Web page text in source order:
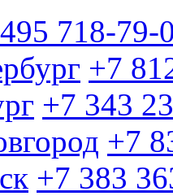
718-79-
+7
+7 343
+7
+7 383